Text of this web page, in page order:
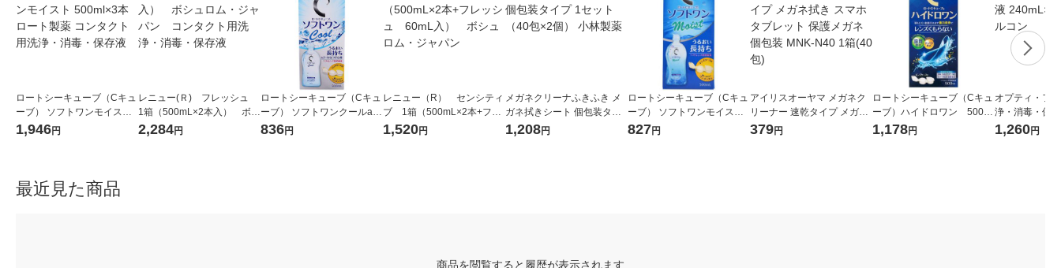
ロートシーキューブ（Cキュ
ーブ） ソフトワンモイスト
500ml×3本 ロート製薬 コン
タクト用洗浄・消毒・保存
1,946円
レニュー(Ｒ) フレッシュ
1箱（500mL×2本入） ボシ
ュロム・ジャパン コンタ
クト用洗浄・消毒・保存液
2,284円
ロートシーキューブ（Cキュ
ーブ） ソフトワンクールa
ソフトレンズ用消毒液 1
836円
レニュー（R） センシティ
ブ 1箱（500mL×2本+フレ
ッシュ 60mL入） ボシュ
ロム・ジャパン
1,520円
メガネクリーナふきふき メ
ガネ拭きシート 個包装タイ
プ 1セット（40包×2個） 小
林製薬
1,208円
ロートシーキューブ（Cキュ
ーブ） ソフトワンモイストa
1本（500mL） コンタクト
827円
アイリスオーヤマ メガネク
リーナー 速乾タイプ メガネ
拭き スマホ タブレット 保護
379円
ロートシーキューブ（Cキュ
ーブ）ハイドロワン 500ml
ロート製薬 コンタク
ト用洗浄・消毒・保存液
1,178円
オプティ・フ
浄・消毒・保
本入 日本アル
1,260円
最近見た商品
商品を閲覧すると履歴が表示されます